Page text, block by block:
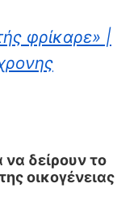
φρίκαρε» |
δείρουν το
οικογένειας